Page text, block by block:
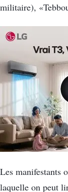
militaire),
Les manifestants
laquelle on peut